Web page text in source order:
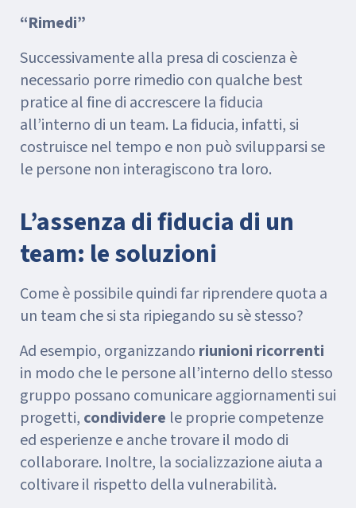
“Rimedi”
Successivamente alla presa di coscienza è
necessario porre rimedio con qualche best
pratice al fine di accrescere la fiducia
all’interno di un team. La fiducia, infatti, si
costruisce nel tempo e non può svilupparsi se
le persone non interagiscono tra loro.
L’assenza di fiducia di un
team: le soluzioni
Come è possibile quindi far riprendere quota a
un team che si sta ripiegando su sè stesso?
Ad esempio, organizzando riunioni ricorrenti
in modo che le persone all’interno dello stesso
gruppo possano comunicare aggiornamenti sui
progetti, condividere le proprie competenze
ed esperienze e anche trovare il modo di
collaborare. Inoltre, la socializzazione aiuta a
coltivare il rispetto della vulnerabilità.